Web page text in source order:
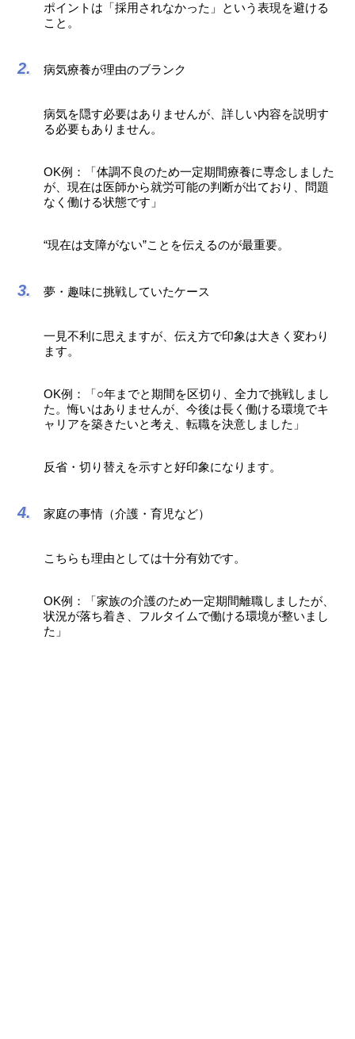
ポイントは「採用されなかった」という表現を避ける
こと。
病気療養が理由のブランク
病気を隠す必要はありませんが、詳しい内容を説明す
る必要もありません。
OK例：「体調不良のため一定期間療養に専念しました
が、現在は医師から就労可能の判断が出ており、問題
なく働ける状態です」
“現在は支障がない”ことを伝えるのが最重要。
夢・趣味に挑戦していたケース
一見不利に思えますが、伝え方で印象は大きく変わり
ます。
OK例：「○年までと期間を区切り、全力で挑戦しまし
た。悔いはありませんが、今後は長く働ける環境でキ
ャリアを築きたいと考え、転職を決意しました」
反省・切り替えを示すと好印象になります。
家庭の事情（介護・育児など）
こちらも理由としては十分有効です。
OK例：「家族の介護のため一定期間離職しましたが、
状況が落ち着き、フルタイムで働ける環境が整いまし
た」